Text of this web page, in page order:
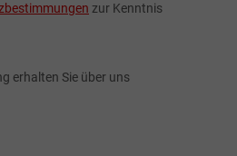
zur Kenntnis
erhalten Sie über uns